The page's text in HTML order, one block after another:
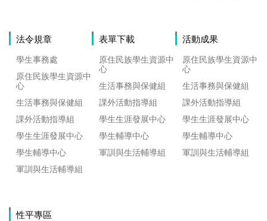
法令規章
學生事務處
原住民族學生資源中
心
生活事務與保健組
課外活動指導組
學生生涯發展中心
學生輔導中心
軍訓與生活輔導組
表單下載
原住民族學生資源中
心
生活事務與保健組
課外活動指導組
學生生涯發展中心
學生輔導中心
軍訓與生活輔導組
活動成果
原住民族學生資源中
心
生活事務與保健組
課外活動指導組
學生生涯發展中心
學生輔導中心
軍訓與生活輔導組
性平專區